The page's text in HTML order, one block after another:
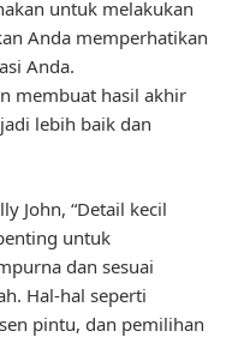
untuk melakukan
Anda memperhatikan
Anda.
membuat hasil akhir
lebih baik dan
John, “Detail kecil
untuk
dan sesuai
Hal-hal seperti
pintu, dan pemilihan